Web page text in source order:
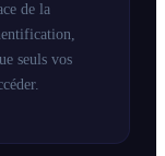
de la
seuls vos